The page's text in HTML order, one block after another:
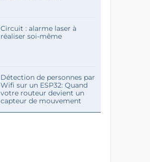
Circuit : alarme laser à
réaliser soi-même
Détection de personnes par
Wifi sur un ESP32: Quand
votre routeur devient un
capteur de mouvement